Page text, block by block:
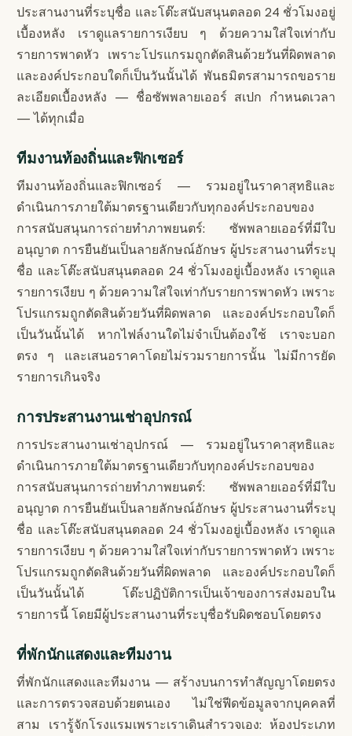
ประสานงานที่ระบุชื่อ และโต๊ะสนับสนุนตลอด 24 ชั่วโมงอยู่
เบื้องหลัง เราดูแลรายการเงียบ ๆ ด้วยความใส่ใจเท่ากับ
รายการพาดหัว เพราะโปรแกรมถูกตัดสินด้วยวันที่ผิดพลาด
และองค์ประกอบใดก็เป็นวันนั้นได้ พันธมิตรสามารถขอราย
ละเอียดเบื้องหลัง — ชื่อซัพพลายเออร์ สเปก กำหนดเวลา
— ได้ทุกเมื่อ
ทีมงานท้องถิ่นและฟิกเซอร์
ทีมงานท้องถิ่นและฟิกเซอร์ — รวมอยู่ในราคาสุทธิและ
ดำเนินการภายใต้มาตรฐานเดียวกับทุกองค์ประกอบของ
การสนับสนุนการถ่ายทำภาพยนตร์: ซัพพลายเออร์ที่มีใบ
อนุญาต การยืนยันเป็นลายลักษณ์อักษร ผู้ประสานงานที่ระบุ
ชื่อ และโต๊ะสนับสนุนตลอด 24 ชั่วโมงอยู่เบื้องหลัง เราดูแล
รายการเงียบ ๆ ด้วยความใส่ใจเท่ากับรายการพาดหัว เพราะ
โปรแกรมถูกตัดสินด้วยวันที่ผิดพลาด และองค์ประกอบใดก็
เป็นวันนั้นได้ หากไฟล์งานใดไม่จำเป็นต้องใช้ เราจะบอก
ตรง ๆ และเสนอราคาโดยไม่รวมรายการนั้น ไม่มีการยัด
รายการเกินจริง
การประสานงานเช่าอุปกรณ์
การประสานงานเช่าอุปกรณ์ — รวมอยู่ในราคาสุทธิและ
ดำเนินการภายใต้มาตรฐานเดียวกับทุกองค์ประกอบของ
การสนับสนุนการถ่ายทำภาพยนตร์: ซัพพลายเออร์ที่มีใบ
อนุญาต การยืนยันเป็นลายลักษณ์อักษร ผู้ประสานงานที่ระบุ
ชื่อ และโต๊ะสนับสนุนตลอด 24 ชั่วโมงอยู่เบื้องหลัง เราดูแล
รายการเงียบ ๆ ด้วยความใส่ใจเท่ากับรายการพาดหัว เพราะ
โปรแกรมถูกตัดสินด้วยวันที่ผิดพลาด และองค์ประกอบใดก็
เป็นวันนั้นได้ โต๊ะปฏิบัติการเป็นเจ้าของการส่งมอบใน
รายการนี้ โดยมีผู้ประสานงานที่ระบุชื่อรับผิดชอบโดยตรง
ที่พักนักแสดงและทีมงาน
ที่พักนักแสดงและทีมงาน — สร้างบนการทำสัญญาโดยตรง
และการตรวจสอบด้วยตนเอง ไม่ใช่ฟีดข้อมูลจากบุคคลที่
สาม เรารู้จักโรงแรมเพราะเราเดินสำรวจเอง: ห้องประเภท